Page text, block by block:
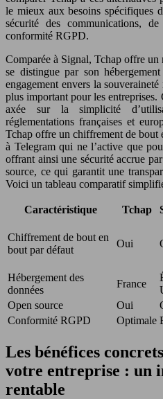
le mieux aux besoins spécifiques
sécurité des communications,
conformité RGPD.
Comparée à Signal, Tchap offre
se distingue par son
engagement envers la
plus important pour les entreprises.
axée sur la simplicité
réglementations françaises et
Tchap offre un chiffrement de bout
à Telegram qui ne l’active que
offrant ainsi une sécurité accrue
source, ce qui garantit une
Voici un tableau comparatif
Caractéristique Tchap
Chiffrement de bout en
bout par défaut
Oui
Hébergement des
données
France
Open source
Oui
Conformité RGPD
Optimale
Les bénéfices
votre entreprise : un
rentable